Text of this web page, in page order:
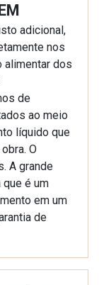
adicional,
nos
alimentar dos
de
ao meio
líquido que
O
A grande
que é um
em um
de